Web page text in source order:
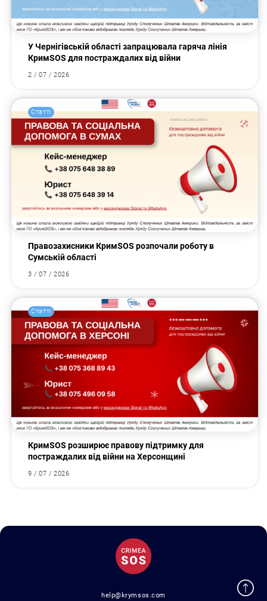
У Чернігівській області запрацювала гаряча лінія
КримSOS для постраждалих від війни
2 / 07 / 2026
Статті
Правозахисники КримSOS розпочали роботу в
Сумській області
3 / 07 / 2026
Статті
КримSOS розширює правову підтримку для
постраждалих від війни на Херсонщині
9 / 07 / 2026
help@krymsos.com